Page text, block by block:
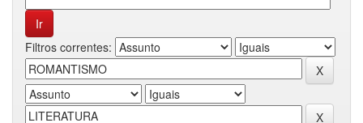
Filtros correntes: